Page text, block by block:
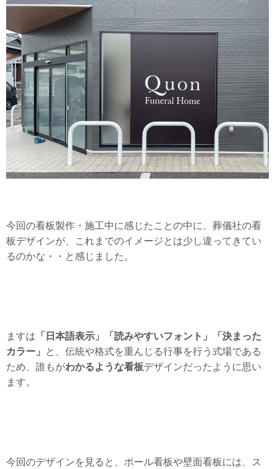
今回の看板製作・施工中に感じたことの中に、葬儀社の看
板デザインが、これまでのイメージとは少し違ってきてい
るのかな・・と感じました。
ますは 「日本語表示」「読みやすいフォント」「決まった
カラー」 と、伝統や格式を重んじる行事を行う式場である
ため、誰もがわかるような看板デザインだったように思い
ます。
今回のデザインを見ると、ポール看板や壁面看板には、ス